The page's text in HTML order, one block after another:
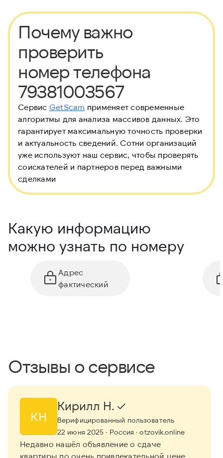
Почему важно
проверить
номер телефона
79381003567
Сервис GetScam применяет современные
алгоритмы для анализа массивов данных. Это
гарантирует максимальную точность проверки
и актуальность сведений. Сотни организаций
уже используют наш сервис, чтобы проверять
соискателей и партнеров перед важными
сделками
Какую информацию
можно узнать по номеру
Адрес
фактический
Отзывы о сервисе
КН
Кирилл Н.
Верифицированный пользователь
22 июня 2025 · Россия · otzovik.online
Недавно нашёл объявление о сдаче
квартиры по очень привлекательной цене,